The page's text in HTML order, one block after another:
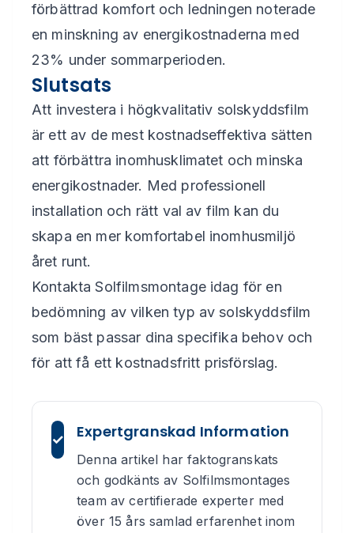
förbättrad komfort och ledningen noterade
en minskning av energikostnaderna med
23% under sommarperioden.
Slutsats
Att investera i högkvalitativ solskyddsfilm
är ett av de mest kostnadseffektiva sätten
att förbättra inomhusklimatet och minska
energikostnader. Med professionell
installation och rätt val av film kan du
skapa en mer komfortabel inomhusmiljö
året runt.
Kontakta Solfilmsmontage idag för en
bedömning av vilken typ av solskyddsfilm
som bäst passar dina specifika behov och
för att få ett kostnadsfritt prisförslag.
✓ Expertgranskad Information
Denna artikel har faktogranskats
och godkänts av Solfilmsmontages
team av certifierade experter med
över 15 års samlad erfarenhet inom